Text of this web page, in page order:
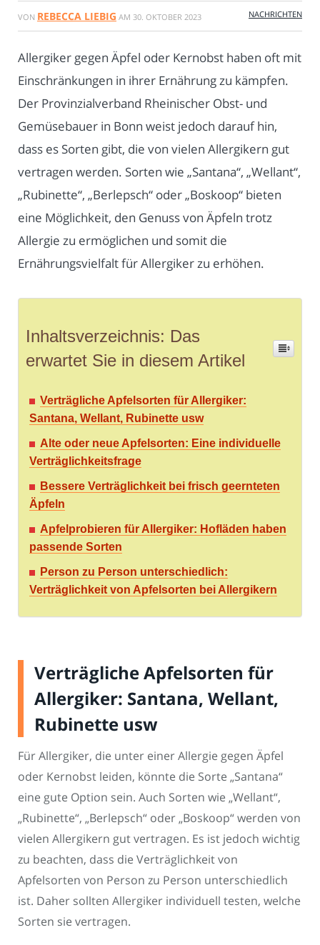
VON REBECCA LIEBIG AM 30. OKTOBER 2023 NACHRICHTEN
Allergiker gegen Äpfel oder Kernobst haben oft mit
Einschränkungen in ihrer Ernährung zu kämpfen.
Der Provinzialverband Rheinischer Obst- und
Gemüsebauer in Bonn weist jedoch darauf hin,
dass es Sorten gibt, die von vielen Allergikern gut
vertragen werden. Sorten wie „Santana“, „Wellant“,
„Rubinette“, „Berlepsch“ oder „Boskoop“ bieten
eine Möglichkeit, den Genuss von Äpfeln trotz
Allergie zu ermöglichen und somit die
Ernährungsvielfalt für Allergiker zu erhöhen.
Inhaltsverzeichnis: Das
erwartet Sie in diesem Artikel
Verträgliche Apfelsorten für Allergiker:
Santana, Wellant, Rubinette usw
Alte oder neue Apfelsorten: Eine individuelle
Verträglichkeitsfrage
Bessere Verträglichkeit bei frisch geernteten
Äpfeln
Apfelprobieren für Allergiker: Hofläden haben
passende Sorten
Person zu Person unterschiedlich:
Verträglichkeit von Apfelsorten bei Allergikern
Verträgliche Apfelsorten für
Allergiker: Santana, Wellant,
Rubinette usw
Für Allergiker, die unter einer Allergie gegen Äpfel
oder Kernobst leiden, könnte die Sorte „Santana“
eine gute Option sein. Auch Sorten wie „Wellant“,
„Rubinette“, „Berlepsch“ oder „Boskoop“ werden von
vielen Allergikern gut vertragen. Es ist jedoch wichtig
zu beachten, dass die Verträglichkeit von
Apfelsorten von Person zu Person unterschiedlich
ist. Daher sollten Allergiker individuell testen, welche
Sorten sie vertragen.